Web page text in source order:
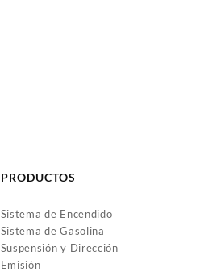
PRODUCTOS
Sistema de Encendido
Sistema de Gasolina
Suspensión y Dirección
Emisión